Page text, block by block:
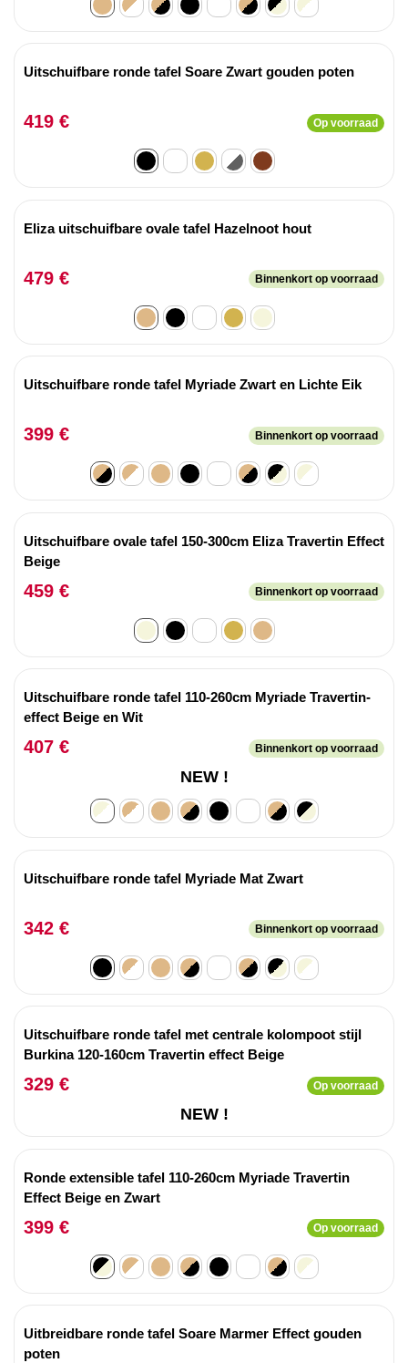
Uitschuifbare ronde tafel Soare Zwart gouden poten
419 € Op voorraad
Eliza uitschuifbare ovale tafel Hazelnoot hout
479 € Binnenkort op voorraad
Uitschuifbare ronde tafel Myriade Zwart en Lichte Eik
399 € Binnenkort op voorraad
Uitschuifbare ovale tafel 150-300cm Eliza Travertin Effect
Beige
459 € Binnenkort op voorraad
Uitschuifbare ronde tafel 110-260cm Myriade Travertin-
effect Beige en Wit
407 € Binnenkort op voorraad
NEW !
Uitschuifbare ronde tafel Myriade Mat Zwart
342 € Binnenkort op voorraad
Uitschuifbare ronde tafel met centrale kolompoot stijl
Burkina 120-160cm Travertin effect Beige
329 € Op voorraad
NEW !
Ronde extensible tafel 110-260cm Myriade Travertin
Effect Beige en Zwart
399 € Op voorraad
Uitbreidbare ronde tafel Soare Marmer Effect gouden
poten